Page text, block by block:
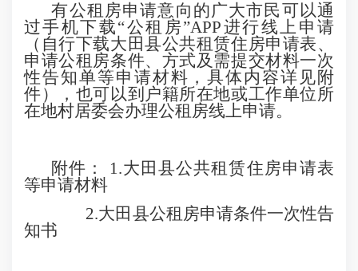
有公租房申请意向的广大市民可以通
过手机下载“公租房”APP进行线上申请
（自行下载大田县公共租赁住房申请表、
申请公租房条件、方式及需提交材料一次
性告知单等申请材料，具体内容详见附
件），也可以到户籍所在地或工作单位所
在地村居委会办理公租房线上申请。
附件： 1.大田县公共租赁住房申请表
等申请材料
2.大田县公租房申请条件一次性告
知书